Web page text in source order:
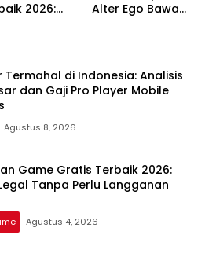
2026:
Lag
Alter Ego Bawa
Termahal di Indonesia: Analisis
dan Gaji Pro Player Mobile
Agustus 8, 2026
Game Gratis Terbaik 2026:
Tanpa Perlu Langganan
Agustus 4, 2026